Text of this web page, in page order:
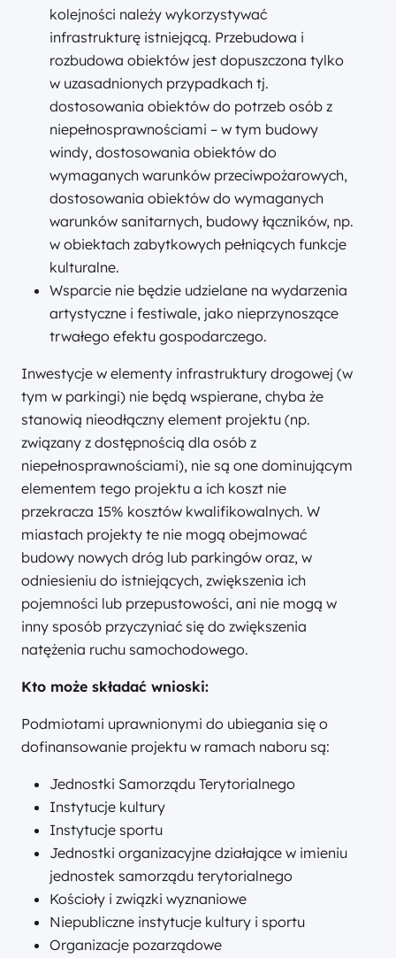
kolejności należy wykorzystywać
infrastrukturę istniejącą. Przebudowa i
rozbudowa obiektów jest dopuszczona tylko
w uzasadnionych przypadkach tj.
dostosowania obiektów do potrzeb osób z
niepełnosprawnościami – w tym budowy
windy, dostosowania obiektów do
wymaganych warunków przeciwpożarowych,
dostosowania obiektów do wymaganych
warunków sanitarnych, budowy łączników, np.
w obiektach zabytkowych pełniących funkcje
kulturalne.
Wsparcie nie będzie udzielane na wydarzenia
artystyczne i festiwale, jako nieprzynoszące
trwałego efektu gospodarczego.
Inwestycje w elementy infrastruktury drogowej (w
tym w parkingi) nie będą wspierane, chyba że
stanowią nieodłączny element projektu (np.
związany z dostępnością dla osób z
niepełnosprawnościami), nie są one dominującym
elementem tego projektu a ich koszt nie
przekracza 15% kosztów kwalifikowalnych. W
miastach projekty te nie mogą obejmować
budowy nowych dróg lub parkingów oraz, w
odniesieniu do istniejących, zwiększenia ich
pojemności lub przepustowości, ani nie mogą w
inny sposób przyczyniać się do zwiększenia
natężenia ruchu samochodowego.
Kto może składać wnioski:
Podmiotami uprawnionymi do ubiegania się o
dofinansowanie projektu w ramach naboru są:
Jednostki Samorządu Terytorialnego
Instytucje kultury
Instytucje sportu
Jednostki organizacyjne działające w imieniu
jednostek samorządu terytorialnego
Kościoły i związki wyznaniowe
Niepubliczne instytucje kultury i sportu
Organizacje pozarządowe